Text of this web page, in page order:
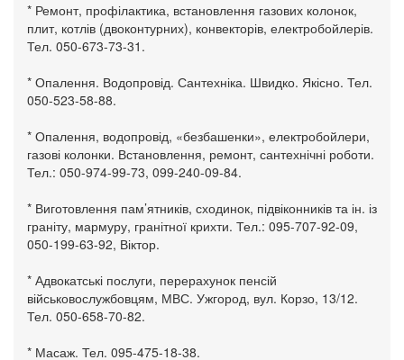
* Ремонт, профілактика, встановлення газових колонок,
плит, котлів (двоконтурних), конвекторів, електробойлерів.
Тел. 050-673-73-31.
* Опалення. Водопровід. Сантехніка. Швидко. Якісно. Тел.
050-523-58-88.
* Опалення, водопровід, «безбашенки», електробойлери,
газові колонки. Встановлення, ремонт, сантехнічні роботи.
Тел.: 050-974-99-73, 099-240-09-84.
* Виготовлення пам’ятників, сходинок, підвіконників та ін. із
граніту, мармуру, гранітної крихти. Тел.: 095-707-92-09,
050-199-63-92, Віктор.
* Адвокатські послуги, перерахунок пенсій
військовослужбовцям, МВС. Ужгород, вул. Корзо, 13/12.
Тел. 050-658-70-82.
* Масаж. Тел. 095-475-18-38.